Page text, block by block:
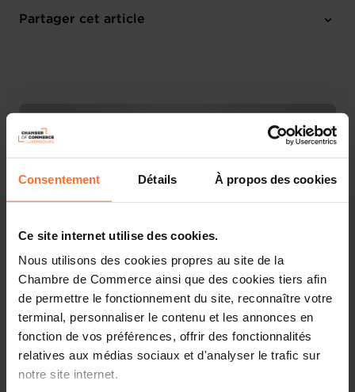
Consentement Détails À propos des cookies
Ce site internet utilise des cookies.
Nous utilisons des cookies propres au site de la
Chambre de Commerce ainsi que des cookies tiers afin
de permettre le fonctionnement du site, reconnaître votre
terminal, personnaliser le contenu et les annonces en
fonction de vos préférences, offrir des fonctionnalités
relatives aux médias sociaux et d'analyser le trafic sur
notre site internet.
Online Workshop
M'inscrire
Partager cet article
projets professionnels ? Découvrez les informations-clé
sur l’accès au financement à travers 10 questions-
réponses essentielles. Ce workshop vous offre une
présentation sommaire et des astuces pratiques pour